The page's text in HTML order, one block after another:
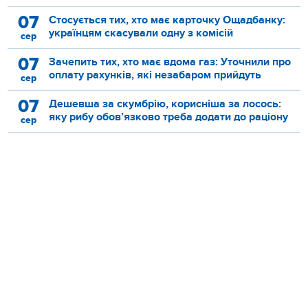
07
сер
Стосується тих, хто має карточку Ощадбанку:
українцям скасували одну з комісій
07
сер
Зачепить тих, хто має вдома газ: Уточнили про
оплату рахунків, які незабаром прийдуть
07
сер
Дешевша за скумбрію, корисніша за лосось:
яку рибу обов’язково треба додати до раціону